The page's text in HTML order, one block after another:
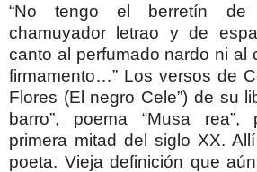
“No tengo el berretín
chamuyador letrao y de
canto al perfumado nardo ni al
firmamento…” Los versos de
Flores (El negro Cele”) de su
barro”, poema “Musa
primera mitad del siglo XX.
poeta. Vieja definición que